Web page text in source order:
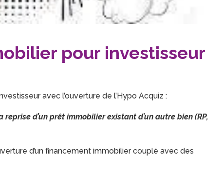
pour investisseur
avec l’ouverture de l’Hypo Acquiz :
d’un prêt immobilier existant d’un autre bien (RP,
d’un financement immobilier couplé avec des